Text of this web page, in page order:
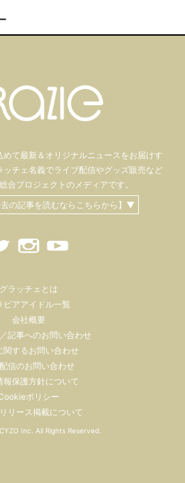
めて最新＆オリジナルニュースをお届けす
ッチェ名義でライブ配信やグッズ販売など
合プロジェクトのメディアです。
の記事を読むならこちらから】▼
グラッチェとは
ビアアイドル一覧
会社概要
記事へのお問い合わせ
関するお問い合わせ
信のお問い合わせ
報保護方針について
ポリシー
リース掲載について
CYZO Inc. All Rights Reserved.